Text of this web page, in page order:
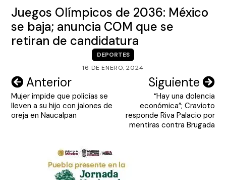
Juegos Olímpicos de 2036: México
se baja; anuncia COM que se
retiran de candidatura
DEPORTES
16 DE ENERO, 2024
Navegación
de
entradas
Anterior
Mujer impide que policías se
lleven a su hijo con jalones de
oreja en Naucalpan
Siguiente
“Hay una dolencia
económica”; Cravioto
responde Riva Palacio por
mentiras contra Brugada